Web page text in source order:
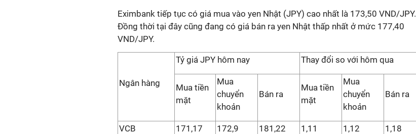
Eximbank tiếp tục có giá mua vào yen Nhật (JPY) cao nhất là 173,50 VND/JPY.
Đồng thời tại đây cũng đang có giá bán ra yen Nhật thấp nhất ở mức 177,40
VND/JPY.
Ngân hàng
Tỷ giá JPY hôm nay Thay đổi so với hôm qua
Mua tiền
mặt
Mua
chuyển
khoản
Bán ra
Mua tiền
mặt
Mua
chuyển
khoản
Bán ra
VCB 171,17 172,9 181,22 1,11 1,12 1,18